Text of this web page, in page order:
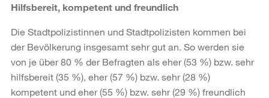
Hilfsbereit, kompetent und freundlich
Die Stadtpolizistinnen und Stadtpolizisten kommen bei
der Bevölkerung insgesamt sehr gut an. So werden sie
von je über 80 % der Befragten als eher (53 %) bzw. sehr
hilfsbereit (35 %), eher (57 %) bzw. sehr (28 %)
kompetent und eher (55 %) bzw. sehr (29 %) freundlich